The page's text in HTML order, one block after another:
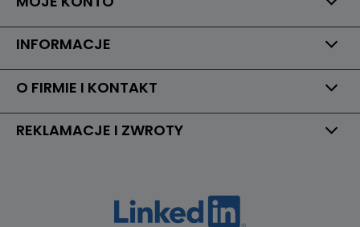
INFORMACJE
O FIRMIE I KONTAKT
REKLAMACJE I ZWROTY